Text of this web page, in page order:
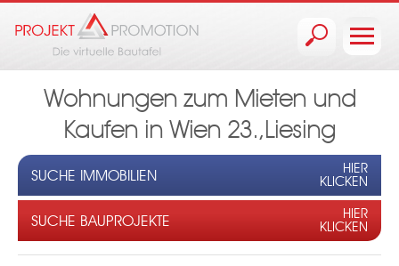
Wohnungen zum Mieten und
Kaufen in Wien 23.,Liesing
SUCHE IMMOBILIEN
HIER
KLICKEN
SUCHE BAUPROJEKTE
HIER
KLICKEN